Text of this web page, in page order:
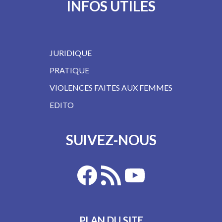
INFOS UTILES
JURIDIQUE
PRATIQUE
VIOLENCES FAITES AUX FEMMES
EDITO
SUIVEZ-NOUS